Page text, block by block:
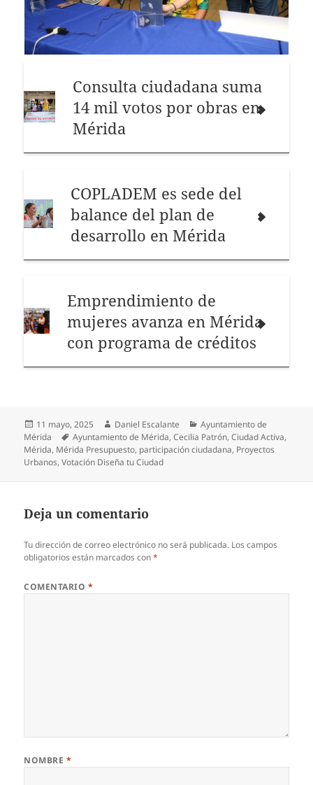
Consulta ciudadana suma
14 mil votos por obras en
Mérida
COPLADEM es sede del
balance del plan de
desarrollo en Mérida
Emprendimiento de
mujeres avanza en Mérida
con programa de créditos
Publicado
el
11 mayo, 2025 Autor
Daniel Escalante Categorías
Ayuntamiento de
Mérida
Etiquetas
Ayuntamiento de Mérida,Cecilia Patrón,Ciudad Activa,
Mérida, Mérida Presupuesto, participación ciudadana, Proyectos
Urbanos,Votación Diseña tu Ciudad
Deja un comentario
Tu dirección de correo electrónico no será publicada. Los campos
obligatorios están marcados con*
COMENTARIO *
NOMBRE *